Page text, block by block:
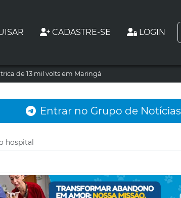
CADASTRE-SE LOGIN
de 13 mil volts em Maringá
Entrar no Grupo de Notícias
hospital